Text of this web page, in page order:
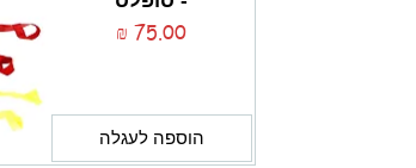
מחיר
הוספה לעגלה